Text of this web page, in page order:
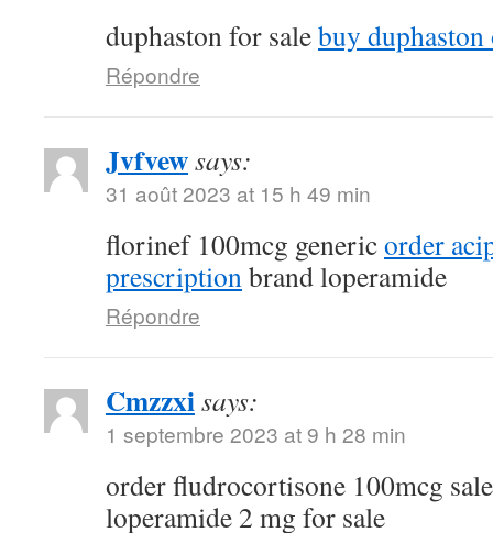
duphaston for salebuy
Répondre
Jvfvewsays:
31 août 2023 at 15 h 49 min
florinef 100mcg genericorder
prescriptionbrand loperamide
Répondre
Cmzzxisays:
1 septembre 2023 at 9 h 28 min
order fludrocortisone 100mcg
loperamide 2 mg for sale